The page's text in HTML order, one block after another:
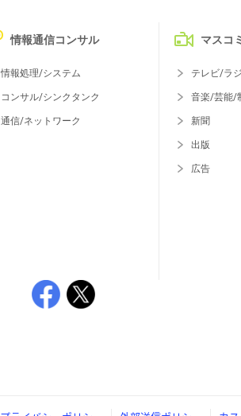
情報通信コンサル
情報処理/システム
コンサル/シンクタンク
通信/ネットワーク
マスコミ
テレビ/ラ
音楽/芸能/
新聞
出版
広告